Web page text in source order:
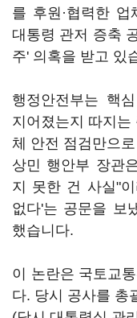
를 후원·협력한
대통령 관저 증축
주' 의혹을 받고 있
행정안전부는 핵
지어졌는지 따지
체 안전 점검만으
상민 행안부 장관
지 못한 건 사실"
없다'는 공문을 보
했습니다.
이 논란은 국토교
다. 당시 공사를 총